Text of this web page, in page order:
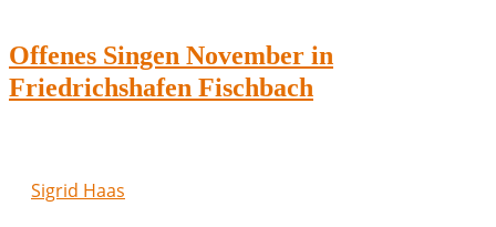
in
Friedrichshafen
Fischbach
Offenes Singen November in
Friedrichshafen Fischbach
Sigrid Haas